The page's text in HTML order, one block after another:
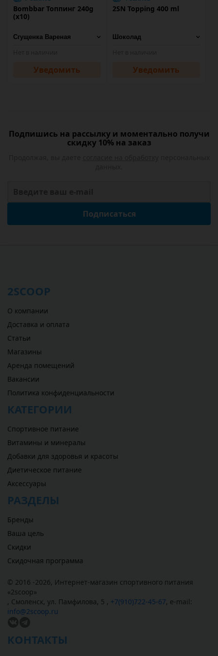
Bombbar Топпинг 240g
(х10)
Уведомить
2SN Topping 400 ml
Уведомить
Подпишись на рассылку и моментально получи
скидку 10% на заказ
Подписаться
2SCOOP
О компании
Доставка и оплата
Статьи
Магазины
Аренда помещений
Вакансии
Политика конфиденциальности
КАТЕГОРИИ
Спортивное питание
Витамины и минералы
Добавки для здоровья и красоты
Диетическое питание
Аксессуары
РАЗДЕЛЫ
Бренды
Ваша цель
Скидки
Скидочная программа
© 2016 -2026, Интернет-магазин спортивного питания
«2scoop»
, Смоленск, ул. Памфилова, 5 , +7(910)722-45-67, e-mail:
info@2scoop.ru
КОНТАКТЫ